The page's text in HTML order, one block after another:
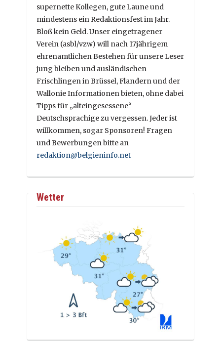
supernette Kollegen, gute Laune und
mindestens ein Redaktionsfest im Jahr.
Bloß kein Geld. Unser eingetragener
Verein (asbl/vzw) will nach 17jährigem
ehrenamtlichen Bestehen für unsere Leser
jung bleiben und ausländischen
Frischlingen in Brüssel, Flandern und der
Wallonie Informationen bieten, ohne dabei
Tipps für „alteingesessene“
Deutschsprachige zu vergessen. Jeder ist
willkommen, sogar Sponsoren! Fragen
und Bewerbungen bitte an
redaktion@belgieninfo.net
Wetter